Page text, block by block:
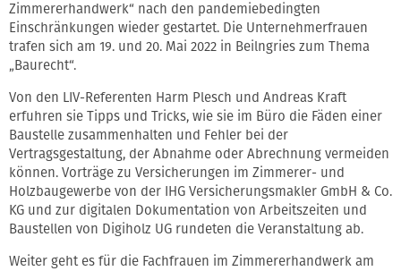
Zimmererhandwerk“ nach den pandemiebedingten
Einschränkungen wieder gestartet. Die Unternehmerfrauen
trafen sich am 19. und 20. Mai 2022 in Beilngries zum Thema
„Baurecht“.
Von den LIV-Referenten Harm Plesch und Andreas Kraft
erfuhren sie Tipps und Tricks, wie sie im Büro die Fäden einer
Baustelle zusammenhalten und Fehler bei der
Vertragsgestaltung, der Abnahme oder Abrechnung vermeiden
können. Vorträge zu Versicherungen im Zimmerer- und
Holzbaugewerbe von der IHG Versicherungsmakler GmbH & Co.
KG und zur digitalen Dokumentation von Arbeitszeiten und
Baustellen von Digiholz UG rundeten die Veranstaltung ab.
Weiter geht es für die Fachfrauen im Zimmererhandwerk am